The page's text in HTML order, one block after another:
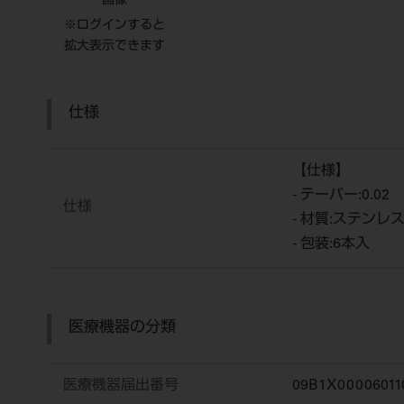
※ログインすると
拡大表示できます
仕様
仕様
【仕様】
- テーパー:0.02
- 材質:ステンレ
- 包装:6本入
医療機器の分類
医療機器届出番号